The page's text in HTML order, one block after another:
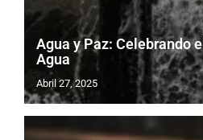
Agua y Paz: Celebrando
Agua
Abril 27, 2025